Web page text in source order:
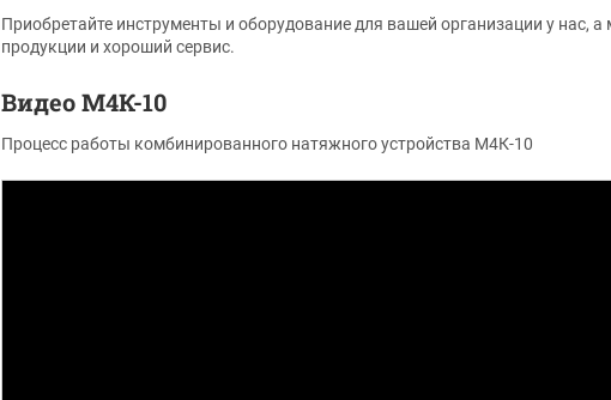
Приобретайте инструменты и оборудование для вашей организации у нас,
продукции и хороший сервис.
Видео М4К-10
Процесс работы комбинированного натяжного устройства М4К-10